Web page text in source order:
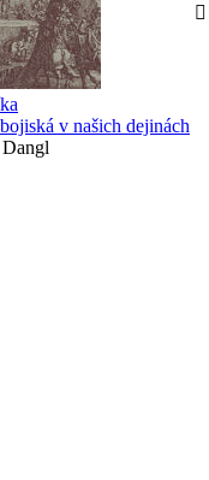
v našich dejinách